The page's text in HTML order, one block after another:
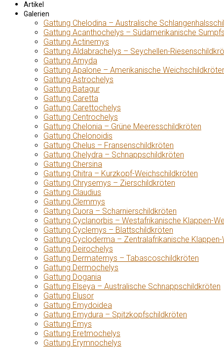
Artikel
Galerien
Gattung Chelodina – Australische
Gattung Acanthochelys – Südamerikanische
Gattung Actinemys
Gattung Aldabrachelys – Seychellen-
Gattung Amyda
Gattung Apalone – Amerikanische
Gattung Astrochelys
Gattung Batagur
Gattung Caretta
Gattung Carettochelys
Gattung Centrochelys
Gattung Chelonia – Grüne Meeresschildkröten
Gattung Chelonoidis
Gattung Chelus – Fransenschildkröten
Gattung Chelydra – Schnappschildkröten
Gattung Chersina
Gattung Chitra – Kurzkopf-Weichschildkröten
Gattung Chrysemys – Zierschildkröten
Gattung Claudius
Gattung Clemmys
Gattung Cuora – Scharnierschildkröten
Gattung Cyclanorbis – Westafrikanische Klappen-
Gattung Cyclemys – Blattschildkröten
Gattung Cycloderma – Zentralafrikanische
Gattung Deirochelys
Gattung Dermatemys – Tabascoschildkröten
Gattung Dermochelys
Gattung Dogania
Gattung Elseya – Australische Schnappschildkröten
Gattung Elusor
Gattung Emydoidea
Gattung Emydura – Spitzkopfschildkröten
Gattung Emys
Gattung Eretmochelys
Gattung Erymnochelys